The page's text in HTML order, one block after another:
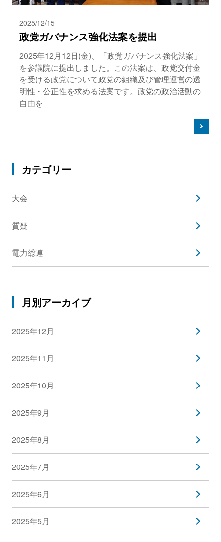
2025/12/15
政党ガバナンス強化法案を提出
2025年12月12日(金)、「政党ガバナンス強化法案」
を参議院に提出しました。この法案は、政党交付金
を受ける政党について政党の組織及び管理運営の透
明性・公正性を求める法案です。政党の政治活動の
自由を
カテゴリー
大会
質疑
電力総連
月別アーカイブ
2025年12月
2025年11月
2025年10月
2025年9月
2025年8月
2025年7月
2025年6月
2025年5月